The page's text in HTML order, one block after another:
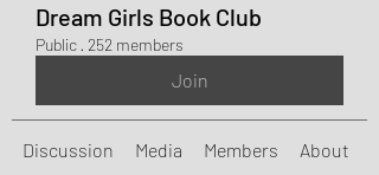
Dream Girls Book Club
Public · 252 members
Join
Discussion Media Members About